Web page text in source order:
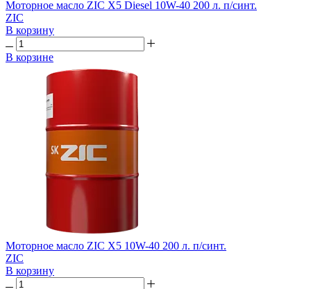
Моторное масло ZIC X5 Diesel 10W-40 200 л. п/синт.
ZIC
В корзину
В корзине
Моторное масло ZIC X5 10W-40 200 л. п/синт.
ZIC
В корзину